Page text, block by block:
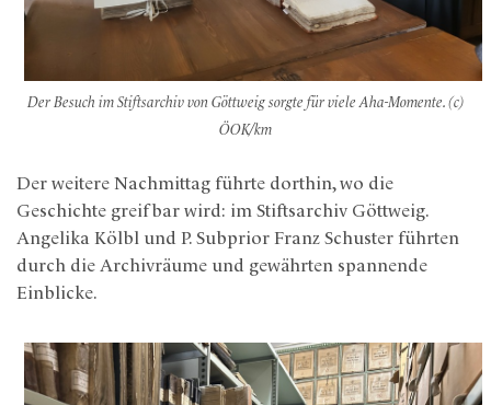
Der Besuch im Stiftsarchiv von Göttweig sorgte für viele Aha-Momente. (c)
ÖOK/km
Der weitere Nachmittag führte dorthin, wo die
Geschichte greifbar wird: im Stiftsarchiv Göttweig.
Angelika Kölbl und P. Subprior Franz Schuster führten
durch die Archivräume und gewährten spannende
Einblicke.